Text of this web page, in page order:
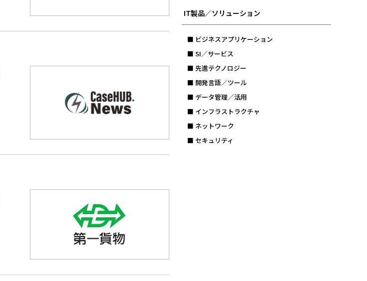
IT製品／ソリューション
■ ビジネスアプリケーション
■ SI／サービス
■ 先進テクノロジー
■ 開発言語／ツール
■ データ管理／活用
■ インフラストラクチャ
■ ネットワーク
■ セキュリティ